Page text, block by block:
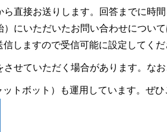
直接お送りします。回答までに時
）にいただいたお問い合わせについ
しますので受信可能に設定してくだ
せていただく場合があります。な
トボット）も運用しています。ぜひ